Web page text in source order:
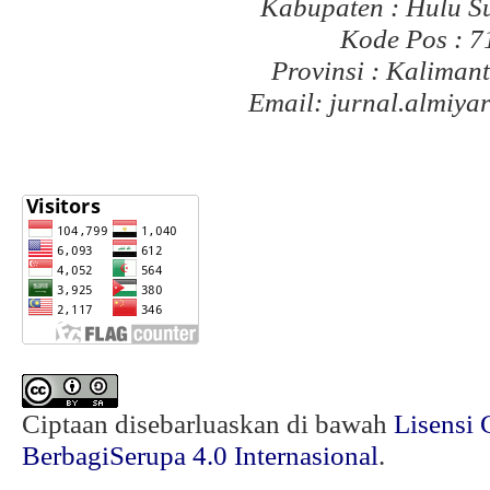
Kabupaten : Hulu
Kode Pos :
Provinsi :
Email:
Ciptaan disebarluaskan di bawah Lisensi
BerbagiSerupa 4.0 Internasional.